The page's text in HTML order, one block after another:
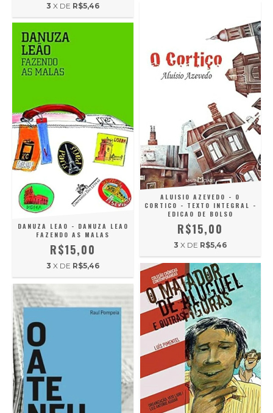
3 X DE R$5,46
DANUZA LEAO - DANUZA LEAO
FAZENDO AS MALAS
R$15,00
3 X DE R$5,46
ALUISIO AZEVEDO - O
CORTICO - TEXTO INTEGRAL -
EDICAO DE BOLSO
R$15,00
3 X DE R$5,46